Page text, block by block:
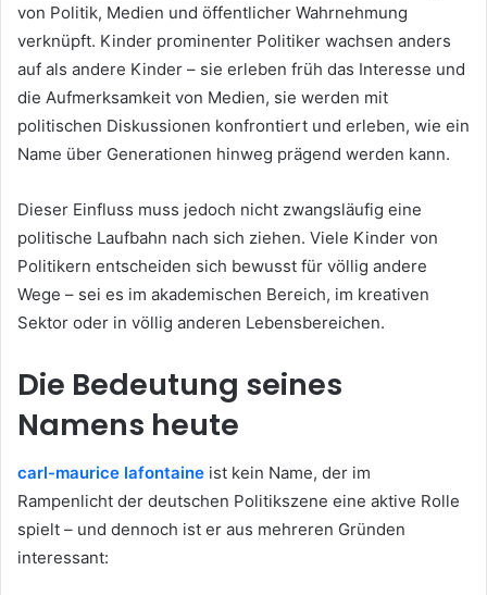
von Politik, Medien und öffentlicher Wahrnehmung
verknüpft. Kinder prominenter Politiker wachsen anders
auf als andere Kinder – sie erleben früh das Interesse und
die Aufmerksamkeit von Medien, sie werden mit
politischen Diskussionen konfrontiert und erleben, wie ein
Name über Generationen hinweg prägend werden kann.
Dieser Einfluss muss jedoch nicht zwangsläufig eine
politische Laufbahn nach sich ziehen. Viele Kinder von
Politikern entscheiden sich bewusst für völlig andere
Wege – sei es im akademischen Bereich, im kreativen
Sektor oder in völlig anderen Lebensbereichen.
Die Bedeutung seines
Namens heute
carl-maurice lafontaine ist kein Name, der im
Rampenlicht der deutschen Politikszene eine aktive Rolle
spielt – und dennoch ist er aus mehreren Gründen
interessant: